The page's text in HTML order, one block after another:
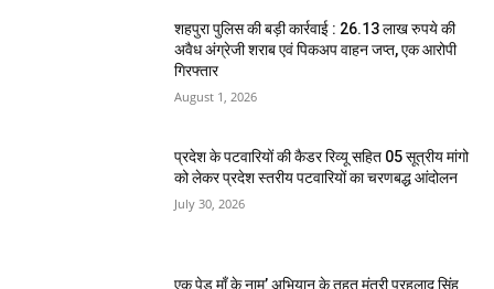
शहपुरा पुलिस की बड़ी कार्रवाई : 26.13 लाख रुपये की
अवैध अंग्रेजी शराब एवं पिकअप वाहन जप्त, एक आरोपी
गिरफ्तार
August 1, 2026
प्रदेश के पटवारियों की कैडर रिव्यू सहित 05 सूत्रीय मांगो
को लेकर प्रदेश स्तरीय पटवारियों का चरणबद्ध आंदोलन
July 30, 2026
एक पेड़ माँ के नाम’ अभियान के तहत मंत्री प्रहलाद सिंह